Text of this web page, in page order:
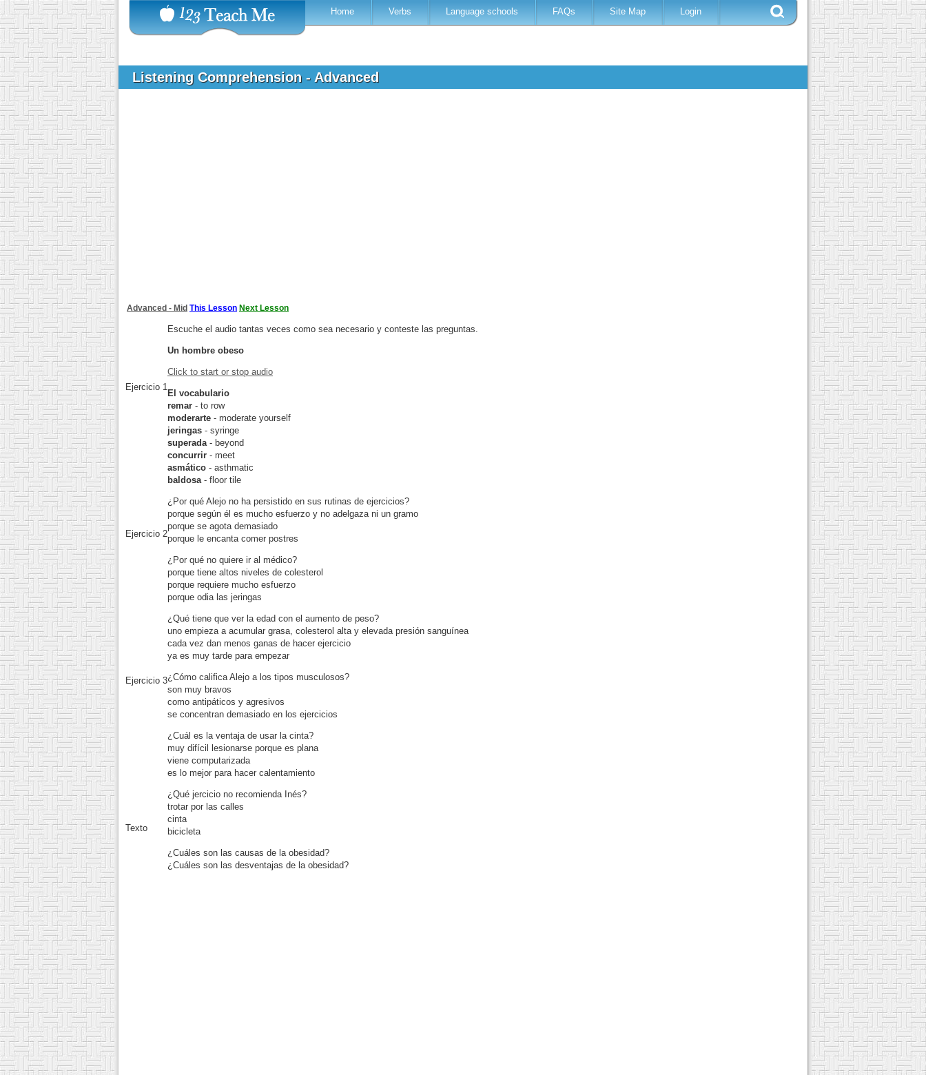
Home Verbs Language schools FAQs Site Map Login
Listening Comprehension - Advanced
Advanced - Mid This Lesson Next Lesson
Ejercicio 1
Escuche el audio tantas veces como sea necesario y conteste las preguntas.
Un hombre obeso
Click to start or stop audio
El vocabulario
remar - to row
moderarte - moderate yourself
jeringas - syringe
superada - beyond
concurrir - meet
asmático - asthmatic
baldosa- floor tile
¿Por qué Alejo no ha persistido en sus rutinas de ejercicios?
porque según él es mucho esfuerzo y no adelgaza ni un gramo
porque se agota demasiado
porque le encanta comer postres
¿Por qué no quiere ir al médico?
porque tiene altos niveles de colesterol
porque requiere mucho esfuerzo
porque odia las jeringas
¿Qué tiene que ver la edad con el aumento de peso?
uno empieza a acumular grasa, colesterol alta y elevada presión sanguínea
cada vez dan menos ganas de hacer ejercicio
ya es muy tarde para empezar
¿Cómo califica Alejo a los tipos musculosos?
son muy bravos
como antipáticos y agresivos
se concentran demasiado en los ejercicios
¿Cuál es la ventaja de usar la cinta?
muy difícil lesionarse porque es plana
viene computarizada
es lo mejor para hacer calentamiento
¿Qué jercicio no recomienda Inés?
trotar por las calles
cinta
bicicleta
¿Cuáles son las causas de la obesidad?
¿Cuáles son las desventajas de la obesidad?
Ejercicio 2
Ejercicio 3
Texto